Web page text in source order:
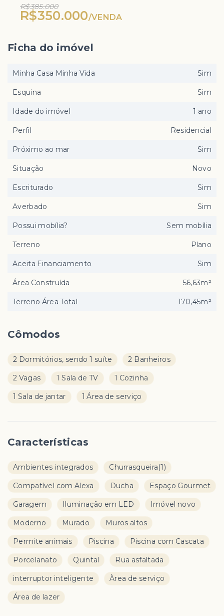
R$385.000
R$350.000/VENDA
Cômodos
2 Dormitórios, sendo 1 suíte 2 Banheiros
2 Vagas 1 Sala de TV 1 Cozinha
1 Sala de jantar 1 Área de serviço
Características
Ambientes integrados Churrasqueira(1)
Compatível com Alexa Ducha Espaço Gourmet
Garagem Iluminação em LED Imóvel novo
Moderno Murado Muros altos
Permite animais Piscina Piscina com Cascata
Porcelanato Quintal Rua asfaltada
interruptor inteligente Àrea de serviço
Área de lazer
Ficha do imóvel
Minha Casa Minha Vida Sim
Esquina Sim
Idade do imóvel 1 ano
Perfil Residencial
Próximo ao mar Sim
Situação Novo
Escriturado Sim
Averbado Sim
Possui mobília? Sem mobília
Terreno Plano
Aceita Financiamento Sim
Área Construída 56,63m²
Terreno Área Total 170,45m²